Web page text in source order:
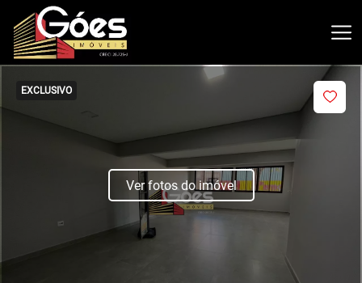
EXCLUSIVO
Ver fotos do imóvel